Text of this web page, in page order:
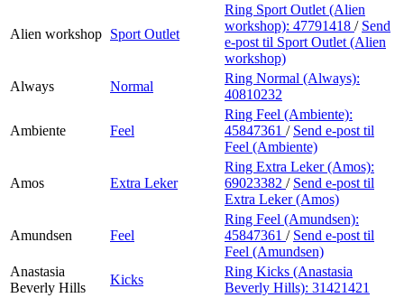
Alien workshop Sport Outlet
Ring Sport Outlet (Alien
workshop): 47791418 / Send
e-post til Sport Outlet (Alien
workshop)
Always
Normal
Ring Normal (Always):
40810232
Ambiente Feel
Ring Feel (Ambiente):
45847361 / Send e-post til
Feel (Ambiente)
Amos Extra Leker
Ring Extra Leker (Amos):
69023382 / Send e-post til
Extra Leker (Amos)
Amundsen Feel
Ring Feel (Amundsen):
45847361 / Send e-post til
Feel (Amundsen)
Anastasia
Beverly Hills
Kicks
Ring Kicks (Anastasia
Beverly Hills): 31421421